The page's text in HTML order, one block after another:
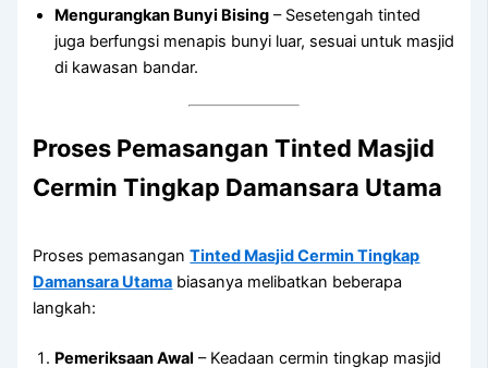
Mengurangkan Bunyi Bising – Sesetengah tinted
juga berfungsi menapis bunyi luar, sesuai untuk masjid
di kawasan bandar.
Proses PemasanganTinted Masjid
Cermin Tingkap Damansara Utama
Proses pemasanganTinted Masjid Cermin Tingkap
Damansara Utama biasanya melibatkan beberapa
langkah:
Pemeriksaan Awal – Keadaan cermin tingkap masjid